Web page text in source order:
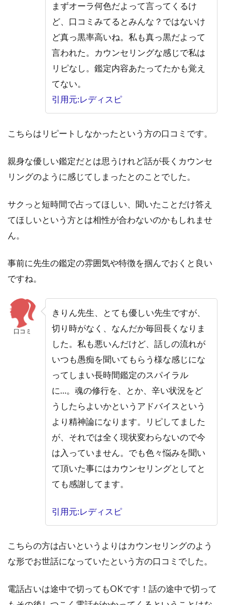
まずオーラ何色だよって言ってくるけ
ど、口コミみてるとみんな？ではないけ
ど真っ黒率高いね。私も真っ黒だよって
言われた。カウンセリングな感じで私は
リピなし。鑑定内容あたってたかも覚え
てない。
引用元:レディスピ
こちらはリピートしなかったという方の口コミです。
親身な優しい鑑定だとは思うけれど話が長くカウンセ
リングのように感じてしまったとのことでした。
サクっと短時間で占ってほしい、聞いたことだけ答え
てほしいという方とは相性が合わないのかもしれませ
ん。
事前に先生の鑑定の雰囲気や特徴を掴んでおくと良い
ですね。
口コミ
きりん先生、とても優しい先生ですが、
切り時がなく、なんだか毎回長くなりま
した。私も悪いんだけど、話しの流れが
いつも愚痴を聞いてもらう様な感じにな
ってしまい長時間鑑定のスパイラル
に…。魂の修行を、とか、辛い状況をど
うしたらよいかというアドバイスという
より精神論になります。リピしてました
が、それでは全く現状変わらないので今
は入っていません。でも色々悩みを聞い
て頂いた事にはカウンセリングとしてと
ても感謝してます。
引用元:レディスピ
こちらの方は占いというよりはカウンセリングのよう
な形でお世話になっていたという方の口コミでした。
電話占いは途中で切ってもOKです！話の途中で切って